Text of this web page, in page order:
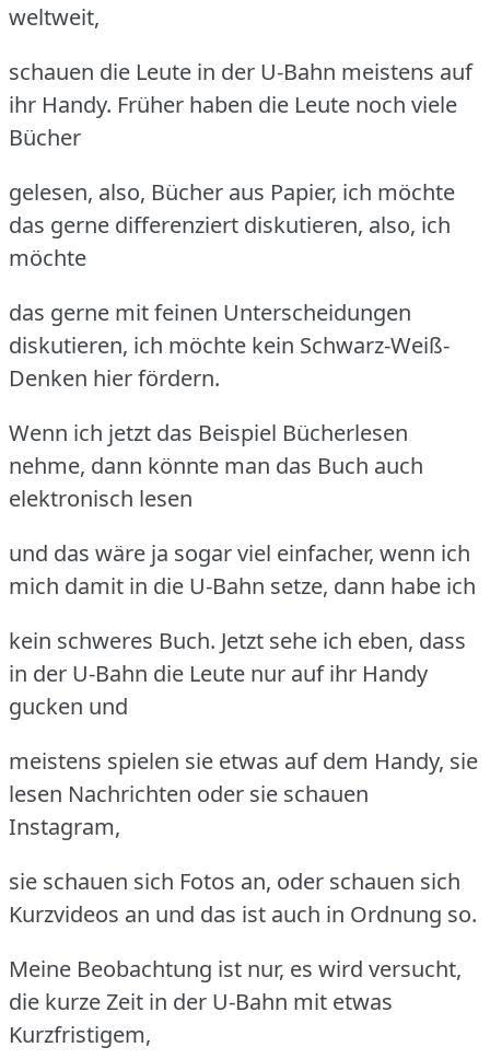
weltweit,
schauen die Leute in der U-Bahn meistens auf
ihr Handy. Früher haben die Leute noch viele
Bücher
gelesen, also, Bücher aus Papier, ich möchte
das gerne differenziert diskutieren, also, ich
möchte
das gerne mit feinen Unterscheidungen
diskutieren, ich möchte kein Schwarz-Weiß-
Denken hier fördern.
Wenn ich jetzt das Beispiel Bücherlesen
nehme, dann könnte man das Buch auch
elektronisch lesen
und das wäre ja sogar viel einfacher, wenn ich
mich damit in die U-Bahn setze, dann habe ich
kein schweres Buch. Jetzt sehe ich eben, dass
in der U-Bahn die Leute nur auf ihr Handy
gucken und
meistens spielen sie etwas auf dem Handy, sie
lesen Nachrichten oder sie schauen
Instagram,
sie schauen sich Fotos an, oder schauen sich
Kurzvideos an und das ist auch in Ordnung so.
Meine Beobachtung ist nur, es wird versucht,
die kurze Zeit in der U-Bahn mit etwas
Kurzfristigem,